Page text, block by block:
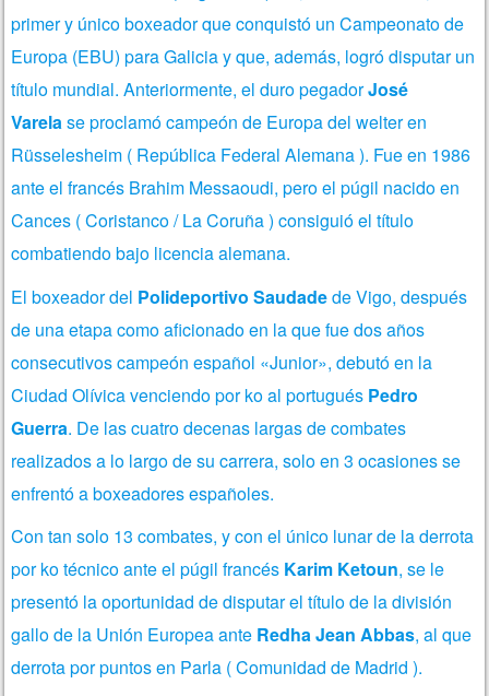
primer y único boxeador que conquistó un Campeonato de
Europa (EBU) para Galicia y que, además, logró disputar un
título mundial. Anteriormente, el duro pegadorJosé
Varelase proclamó campeón de Europa del welter en
Rüsselesheim ( República Federal Alemana ). Fue en 1986
ante el francés Brahim Messaoudi, pero el púgil nacido en
Cances ( Coristanco / La Coruña ) consiguió el título
combatiendo bajo licencia alemana.
El boxeador del Polideportivo Saudadede Vigo, después
de una etapa como aficionado en la que fue dos años
consecutivos campeón español «Junior», debutó en la
Ciudad Olívica venciendo por ko al portugués Pedro
Guerra. De las cuatro decenas largas de combates
realizados a lo largo de su carrera, solo en 3 ocasiones se
enfrentó a boxeadores españoles.
Con tan solo 13 combates, y con el único lunar de la derrota
por ko técnico ante el púgil francés Karim Ketoun, se le
presentó la oportunidad de disputar el título de la división
gallo de la Unión Europea ante Redha Jean Abbas, al que
derrota por puntos en Parla ( Comunidad de Madrid ).